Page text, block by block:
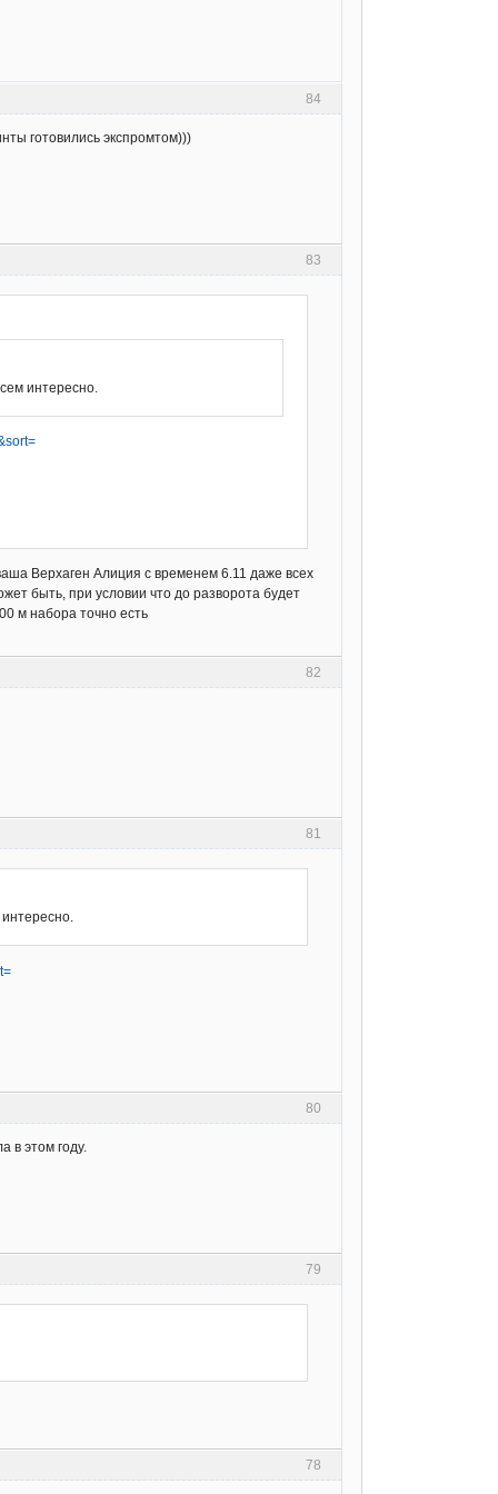
84
готовились экспромтом)))
83
интересно.
Верхаген Алиция с временем 6.11 даже всех
быть, при условии что до разворота будет
м набора точно есть
82
81
80
в этом году.
79
78